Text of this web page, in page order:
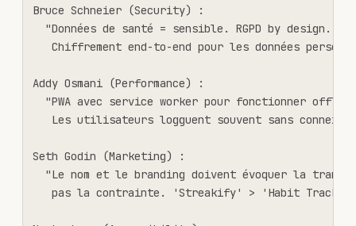
Bruce Schneier (Security) :
  "Données de santé = sensible. RGPD by design.
Chiffrement end-to-end pour les données
Addy Osmani (Performance) :
"PWA avec service worker pour fonctionner
Les utilisateurs logguent souvent sans
Seth Godin (Marketing) :
"Le nom et le branding doivent évoquer la
pas la contrainte. 'Streakify' > 'Habit